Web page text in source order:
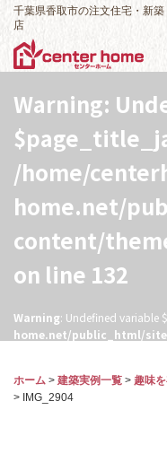
千葉県香取市の注文住宅・新
店
Warning:
/home/
home.net/
content/
on line 132
Warning: Undefined variable
home.net/public_html/
ホーム > 建築実例一覧 > 趣味
> IMG_2904